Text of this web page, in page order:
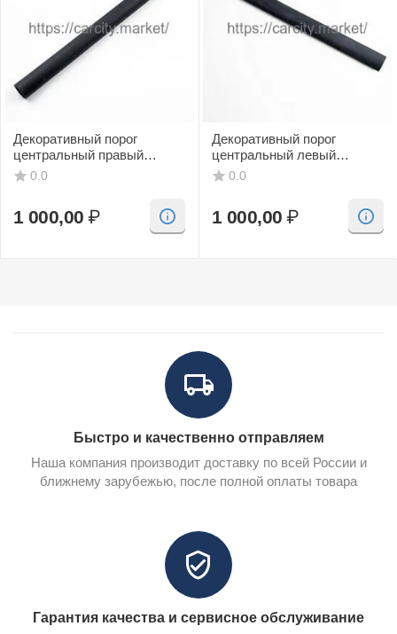
Декоративный порог
центральный правый
(черный, CV) SAAB 9-3
0.0
1 000,00 ₽
Декоративный порог
центральный левый
(черный, CV) SAAB 9-3
0.0
1 000,00 ₽
Быстро и качественно отправляем
Наша компания производит доставку по всей России и
ближнему зарубежью, после полной оплаты товара
Гарантия качества и сервисное обслуживание